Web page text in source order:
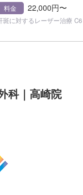
料金 22,000円〜
斑に対するレーザー治療
科｜高崎院